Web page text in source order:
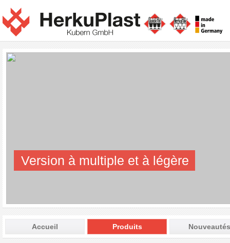
Version à multiple et à légère
Accueil Produits Nouveautés